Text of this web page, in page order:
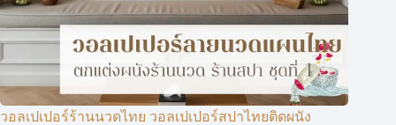
วอลเปเปอร์ร้านนวดไทย วอลเปเปอร์สปาไทยติดผนัง